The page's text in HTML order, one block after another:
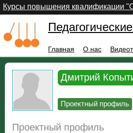
Курсы повышения квалификации
Главная О нас
Дмитрий
Проектный профиль
Проектный профиль